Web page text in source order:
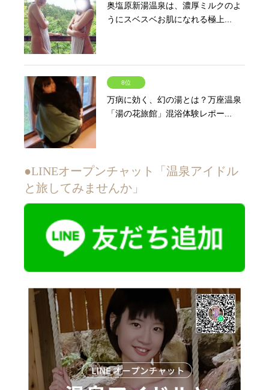
奥塩原新湯温泉は、濃厚ミルクのよ
うにスベスベお肌になれる極上...
8位
万病に効く、幻の湯とは？万座温泉
「湯の花旅館」混浴体験レポー...
●LINEオープンチャット「温泉アイドル
と旅してみませんか」